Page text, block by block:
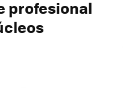
profesional